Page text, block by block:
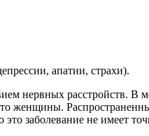
апатии, страхи).
нервных расстройств. В
женщины.
заболевание не имеет